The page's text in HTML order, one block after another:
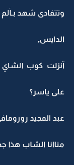
وتتفادى شهد بـألم
الدايس,
آنزلت كوب الشاي
على ياسر؟
عبد المجيد
مناانا الشاب هذا